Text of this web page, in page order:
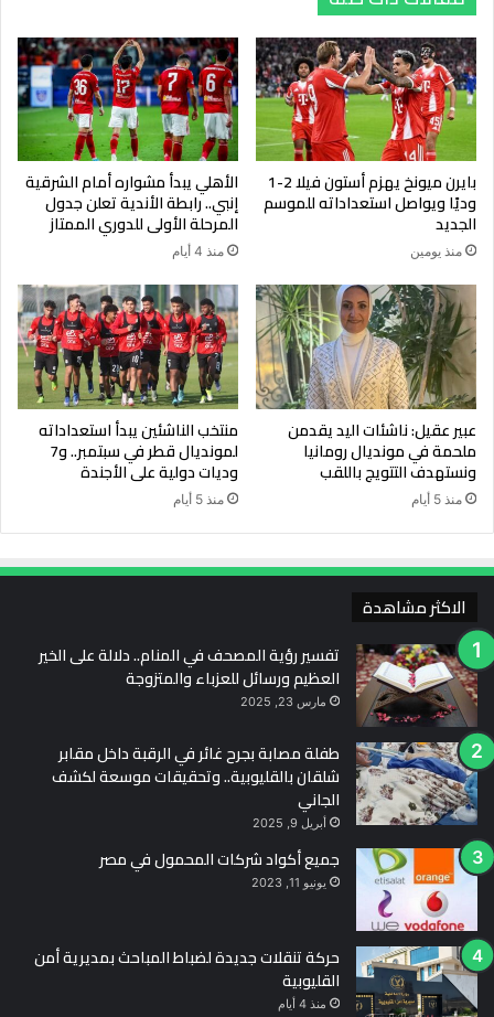
بايرن ميونخ يهزم أستون فيلا 2-1
وديًا ويواصل استعداداته للموسم
الجديد
منذ يومين
الأهلي يبدأ مشواره أمام الشرقية
إنبي.. رابطة الأندية تعلن جدول
المرحلة الأولى للدوري الممتاز
منذ 4 أيام
عبير عقيل: ناشئات اليد يقدمن
ملحمة في مونديال رومانيا
ونستهدف التتويج باللقب
منذ 5 أيام
منتخب الناشئين يبدأ استعداداته
لمونديال قطر في سبتمبر.. و7
وديات دولية على الأجندة
منذ 5 أيام
الاكثر مشاهدة
تفسير رؤية المصحف في المنام.. دلالة على الخير
العظيم ورسائل للعزباء والمتزوجة
مارس 23, 2025
طفلة مصابة بجرح غائر في الرقبة داخل مقابر
شلقان بالقليوبية.. وتحقيقات موسعة لكشف
الجاني
أبريل 9, 2025
جميع أكواد شركات المحمول في مصر
يونيو 11, 2023
حركة تنقلات جديدة لضباط المباحث بمديرية أمن
القليوبية
منذ 4 أيام